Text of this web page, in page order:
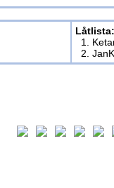
Låtlista:
1.
2.